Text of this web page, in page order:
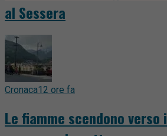
al Sessera
Cronaca12 ore fa
Le fiamme scendono verso